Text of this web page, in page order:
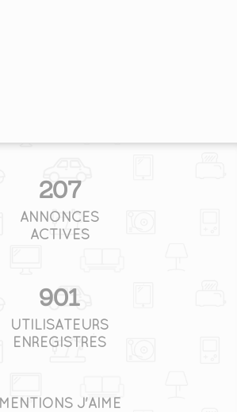
207
ANNONCES
ACTIVES
901
UTILISATEURS
ENREGISTRÉS
MENTIONS J'AIME